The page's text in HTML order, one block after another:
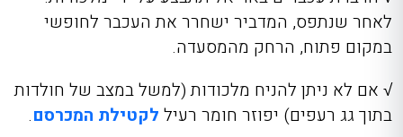
לאחר שנתפס, המדביר ישחרר את העכבר לחופשי
במקום פתוח, הרחק מהמסעדה.
√ אם לא ניתן להניח מלכודות (למשל במצב של חולדות
בתוך גג רעפים) יפוזר חומר רעיל לקטילת המכרסם.